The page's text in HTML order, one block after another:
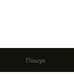
Пошук